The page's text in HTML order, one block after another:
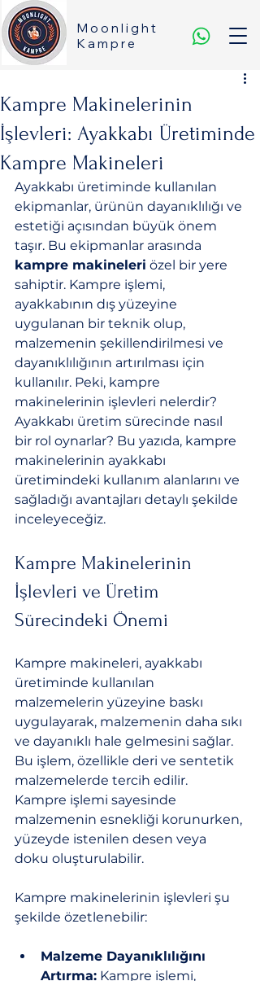
Moonlight
Kampre
Kampre Makinelerinin
İşlevleri: Ayakkabı Üretiminde
Kampre Makineleri
Ayakkabı üretiminde kullanılan
ekipmanlar, ürünün dayanıklılığı ve
estetiği açısından büyük önem
taşır. Bu ekipmanlar arasında
kampre makineleri özel bir yere
sahiptir. Kampre işlemi,
ayakkabının dış yüzeyine
uygulanan bir teknik olup,
malzemenin şekillendirilmesi ve
dayanıklılığının artırılması için
kullanılır. Peki, kampre
makinelerinin işlevleri nelerdir?
Ayakkabı üretim sürecinde nasıl
bir rol oynarlar? Bu yazıda, kampre
makinelerinin ayakkabı
üretimindeki kullanım alanlarını ve
sağladığı avantajları detaylı şekilde
inceleyeceğiz.
Kampre Makinelerinin
İşlevleri ve Üretim
Sürecindeki Önemi
Kampre makineleri, ayakkabı
üretiminde kullanılan
malzemelerin yüzeyine baskı
uygulayarak, malzemenin daha sıkı
ve dayanıklı hale gelmesini sağlar.
Bu işlem, özellikle deri ve sentetik
malzemelerde tercih edilir.
Kampre işlemi sayesinde
malzemenin esnekliği korunurken,
yüzeyde istenilen desen veya
doku oluşturulabilir.
Kampre makinelerinin işlevleri şu
şekilde özetlenebilir:
Malzeme Dayanıklılığını
Artırma: Kampre işlemi,